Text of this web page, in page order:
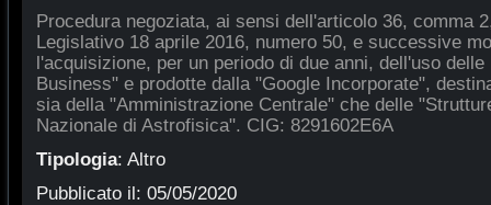
Procedura negoziata, ai sensi dell'articolo 36, comma
Legislativo 18 aprile 2016, numero 50, e successive
l'acquisizione, per un periodo di due anni, dell'uso
Business" e prodotte dalla "Google Incorporate",
sia della "Amministrazione Centrale" che delle
Nazionale di Astrofisica". CIG: 8291602E6A
Tipologia: Altro
Pubblicato il: 05/05/2020